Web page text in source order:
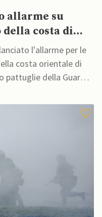
allarme su
costa di
l'allarme per le
costa orientale di
pattuglie della Guardia